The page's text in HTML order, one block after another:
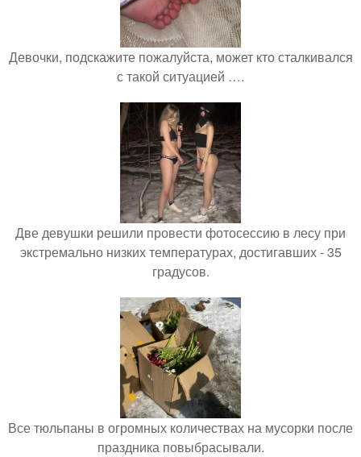
Девочки, подскажите пожалуйста, может кто сталкивался
с такой ситуацией ….
Две девушки решили провести фотосессию в лесу при
экстремально низких температурах, достигавших - 35
градусов.
Все тюльпаны в огромных количествах на мусорки после
праздника повыбрасывали.